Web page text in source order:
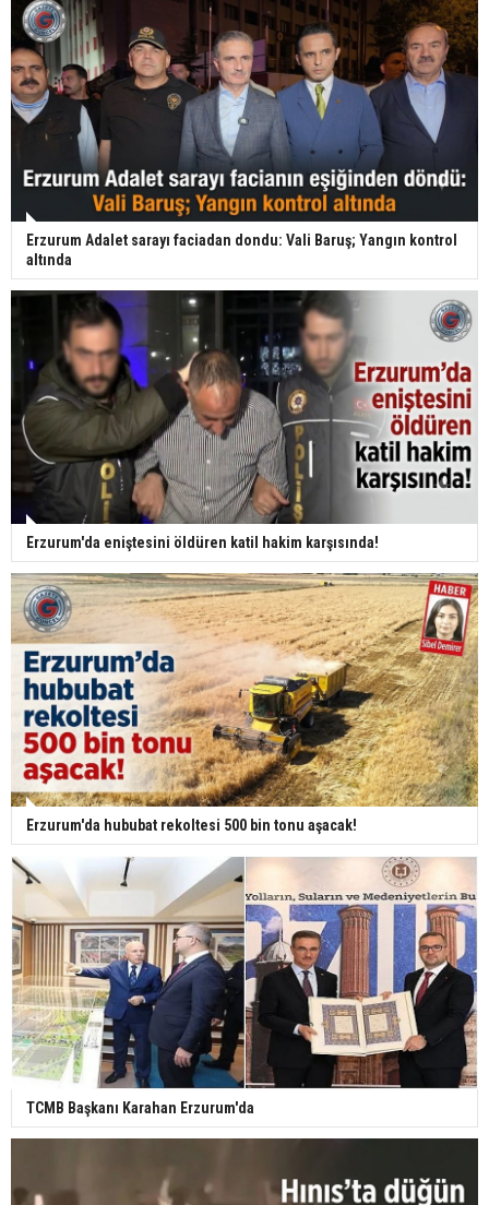
Erzurum Adalet sarayı faciadan dondu: Vali Baruş; Yangın kontrol
altında
Erzurum'da eniştesini öldüren katil hakim karşısında!
Erzurum'da hububat rekoltesi 500 bin tonu aşacak!
TCMB Başkanı Karahan Erzurum'da